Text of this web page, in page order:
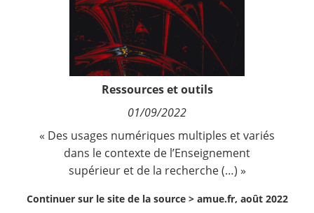
Ressources et outils
01/09/2022
« Des usages numériques multiples et variés
dans le contexte de l’Enseignement
supérieur et de la recherche (…) »
Continuer sur le site de la source > amue.fr, août 2022